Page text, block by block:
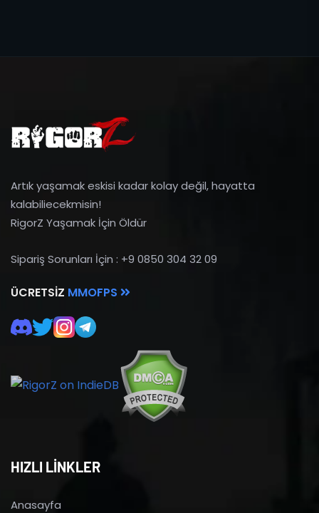
Artık yaşamak eskisi kadar kolay değil, hayatta
kalabiliecekmisin!
RigorZ Yaşamak İçin Öldür
Sipariş Sorunları İçin : +9 0850 304 32 09
ÜCRETSIZ MMOFPS
HIZLI LİNKLER
Anasayfa